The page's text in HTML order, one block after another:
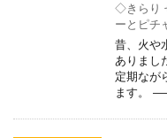
◇きらり
ーとピチ
昔、火や
ありまし
定期なが
ます。